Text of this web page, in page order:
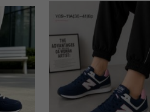
to zgodę. Dotyczy to w
przez nas linka
i nowościach w
szczególności danych